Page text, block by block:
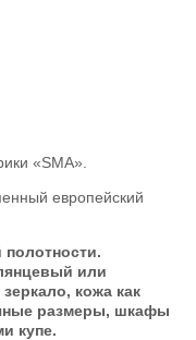
«SMA».
европейский
или
кожа как
размеры, шкафы
купе.